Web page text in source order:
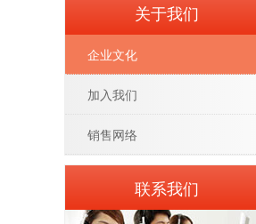
关于我们
企业文化
加入我们
销售网络
联系我们